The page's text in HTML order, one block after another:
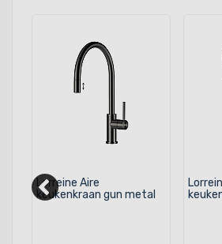
Lorreine Aire
keukenkraan gun metal